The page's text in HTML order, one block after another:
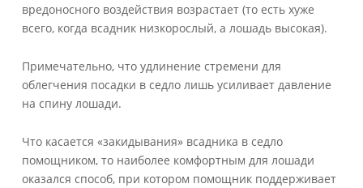
вредоносного воздействия возрастает (то есть хуже
всего, когда всадник низкорослый, а лошадь высокая).
Примечательно, что удлинение стремени для
облегчения посадки в седло лишь усиливает давление
на спину лошади.
Что касается «закидывания» всадника в седло
помощником, то наиболее комфортным для лошади
оказался способ, при котором помощник поддерживает